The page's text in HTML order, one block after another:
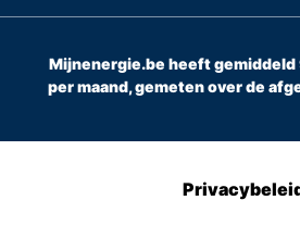
Mijnenergie.be heeft
per maand, gemeten over de